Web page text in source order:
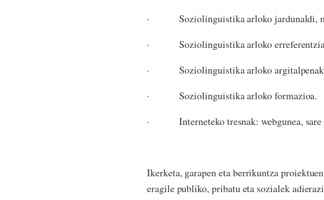
· Soziolinguistika arloko jardunaldi,
· Soziolinguistika arloko erreferentzia
· Soziolinguistika arloko
· Soziolinguistika arloko formazioa.
· Interneteko tresnak: webgunea, sare
Ikerketa, garapen eta berrikuntza
eragile publiko, pribatu eta sozialek